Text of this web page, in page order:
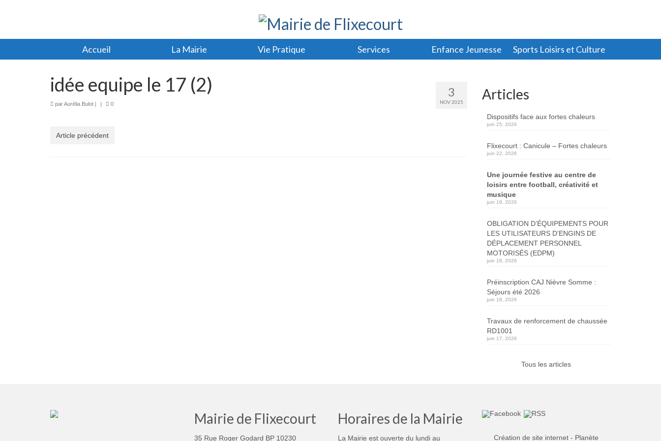
Accueil La Mairie Vie Pratique Services Enfance Jeunesse Sports Loisirs et Culture
3
NOV 2025
idée equipe le 17 (2)
parAurélia Bulot | | 0
Article précédent
Articles
Dispositifs face aux fortes chaleurs
juin 25, 2026
Flixecourt : Canicule – Fortes chaleurs
juin 22, 2026
Une journée festive au centre de
loisirs entre football, créativité et
musique
juin 19, 2026
OBLIGATION D’ÉQUIPEMENTS POUR
LES UTILISATEURS D’ENGINS DE
DÉPLACEMENT PERSONNEL
MOTORISÉS (EDPM)
juin 18, 2026
Préinscription CAJ Nièvre Somme :
Séjours été 2026
juin 18, 2026
Travaux de renforcement de chaussée
RD1001
juin 17, 2026
Tous les articles
Mairie de Flixecourt
35 Rue Roger Godard BP 10230
Horaires de la Mairie
La Mairie est ouverte du lundi au
Création de site internet - Planète